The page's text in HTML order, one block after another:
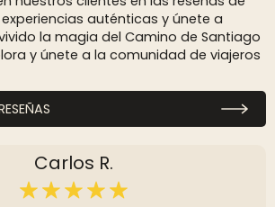
auténticas y únete a
la magia del Camino de Santiago
y únete a la comunidad de viajeros
Carlos R.